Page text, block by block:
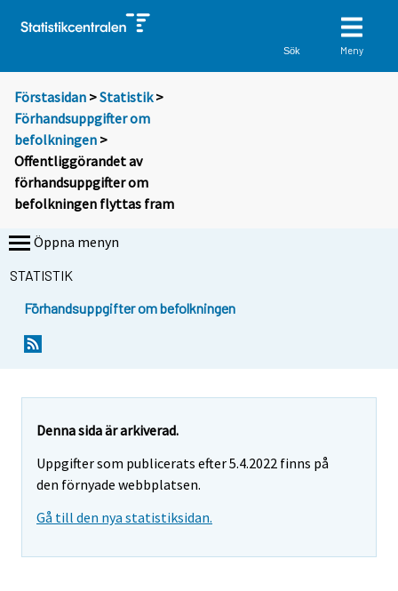
Sök Meny
Förstasidan >Statistik >
Förhandsuppgifter om
befolkningen >
Offentliggörandet av
förhandsuppgifter om
befolkningen flyttas fram
Öppna menyn
STATISTIK
Förhandsuppgifter om befolkningen
Denna sida är arkiverad.
Uppgifter som publicerats efter 5.4.2022 finns på
den förnyade webbplatsen.
Gå till den nya statistiksidan.